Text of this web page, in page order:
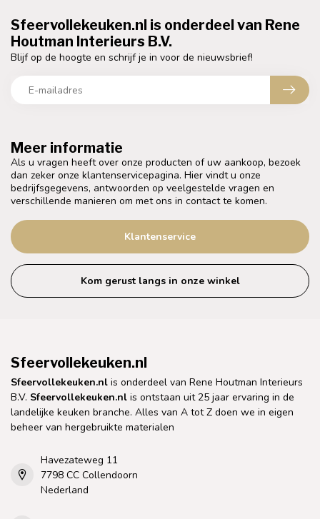
Meer informatie
Als u vragen heeft over onze producten of uw aankoop, bezoek
dan zeker onze klantenservicepagina. Hier vindt u onze
bedrijfsgegevens, antwoorden op veelgestelde vragen en
verschillende manieren om met ons in contact te komen.
Klantenservice
Kom gerust langs in onze winkel
Sfeervollekeuken.nl is onderdeel van Rene
Houtman Interieurs B.V.
Blijf op de hoogte en schrijf je in voor de nieuwsbrief!
Sfeervollekeuken.nl
Sfeervollekeuken.nl is onderdeel van Rene Houtman Interieurs
B.V. Sfeervollekeuken.nl is ontstaan uit 25 jaar ervaring in de
landelijke keuken branche. Alles van A tot Z doen we in eigen
beheer van hergebruikte materialen
Havezateweg 11
7798 CC Collendoorn
Nederland